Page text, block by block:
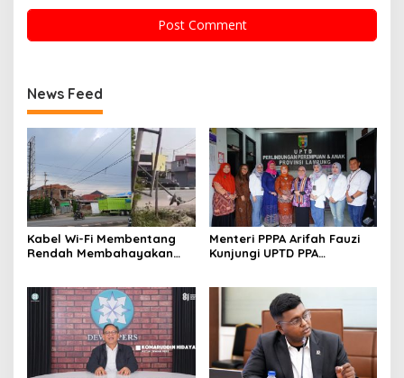
News Feed
Kabel Wi-Fi Membentang
Rendah Membahayakan
Menteri PPPA Arifah Fauzi
Kunjungi UPTD PPA
terhadap Korban
Kekerasan Seksual